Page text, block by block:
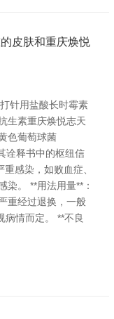
皮肤和重庆焕悦
针用盐酸长时霉素
生素重庆焕悦志天
色葡萄球菌
诠释书中的枢纽信
感染，如败血症、
染。 **用法用量**：
重经过退换，一般
病情而定。 **不良